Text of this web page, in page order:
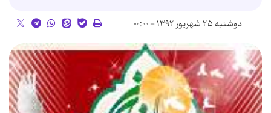
دوشنبه ۲۵ شهریور ۱۳۹۲ - ۰۰:۰۰